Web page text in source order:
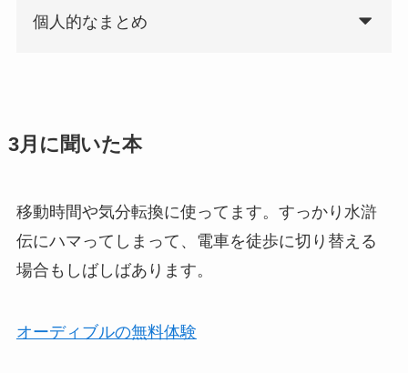
個人的なまとめ
3月に聞いた本
移動時間や気分転換に使ってます。すっかり水滸
伝にハマってしまって、電車を徒歩に切り替える
場合もしばしばあります。
オーディブルの無料体験